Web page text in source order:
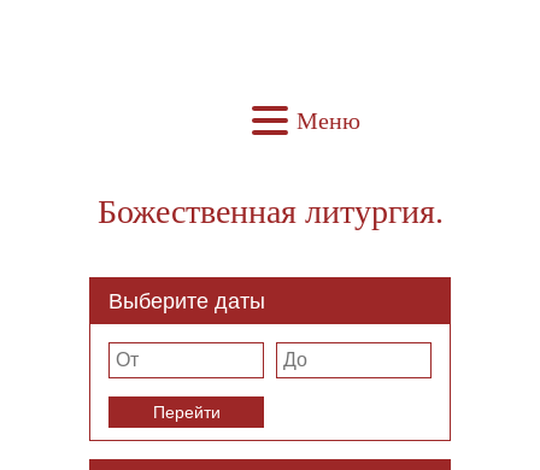
Меню
Божественная литургия.
Выберите даты
Перейти